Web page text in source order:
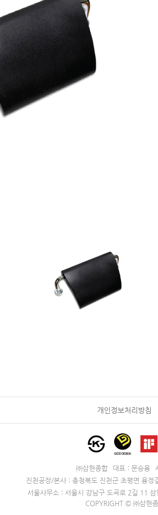
개인정보처리방침
㈜삼현종합 대표 : 문승용
진천공장/본사 : 충청북도 진천군 초평면 용정
서울사무소 : 서울시 강남구 도곡로 2길 11 삼
COPYRIGHT © ㈜삼현